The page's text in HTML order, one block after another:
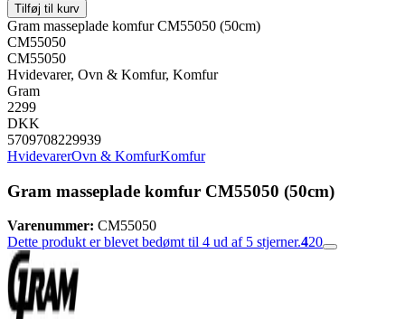
Tilføj til kurv
Gram masseplade komfur CM55050 (50cm)
CM55050
CM55050
Hvidevarer, Ovn & Komfur, Komfur
Gram
2299
DKK
5709708229939
HvidevarerOvn & KomfurKomfur
Gram masseplade komfur CM55050 (50cm)
Varenummer: CM55050
Dette produkt er blevet bedømt til 4 ud af 5 stjerner.420